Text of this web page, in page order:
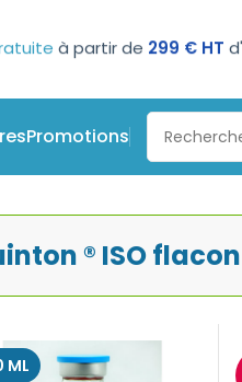
Promotions
Quinton ® ISO flacon
® ISO flacon
ML